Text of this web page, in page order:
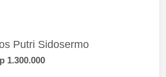
Putri Sidosermo
1.300.000